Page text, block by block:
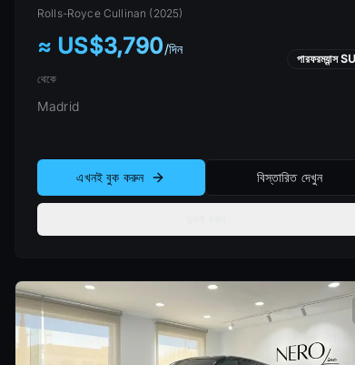
Rolls-Royce Cullinan (2025)
≈ US$3,790/দিন
থেকে
পারফরম্যান্স
Madrid
এখনই বুক করুন বিস্তারিত দেখুন